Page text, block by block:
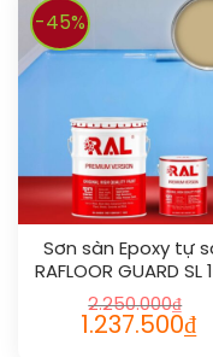
-45%
Sơn sàn Epoxy tự
RAFLOOR GUARD SL
2.250.000₫
1.237.500₫